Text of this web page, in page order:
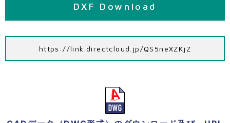
DXF Download
https://link.directcloud.jp/QS5neXZKjZ